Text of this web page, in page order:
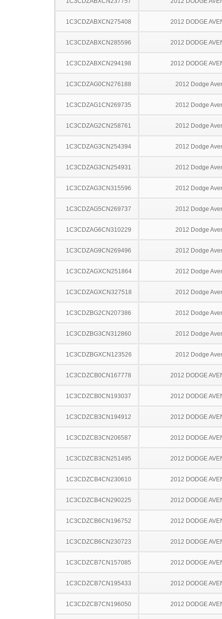
1C3CDZABXCN275408 2012 DODGE
1C3CDZABXCN285596 2012 DODGE
1C3CDZABXCN294198 2012 DODGE
1C3CDZAG0CN276188 2012 Dodge
1C3CDZAG1CN269735 2012 Dodge
1C3CDZAG2CN258761 2012 Dodge
1C3CDZAG3CN254394 2012 Dodge
1C3CDZAG3CN254931 2012 Dodge
1C3CDZAG3CN315596 2012 Dodge
1C3CDZAG5CN269737 2012 Dodge
1C3CDZAG6CN310229 2012 Dodge
1C3CDZAG9CN269496 2012 Dodge
1C3CDZAGXCN251864 2012 Dodge
1C3CDZAGXCN327518 2012 Dodge
1C3CDZBG2CN207386 2012 Dodge
1C3CDZBG3CN312860 2012 Dodge
1C3CDZBGXCN123526 2012 Dodge
1C3CDZCB0CN167778 2012 DODGE
1C3CDZCB0CN193037 2012 DODGE
1C3CDZCB3CN194912 2012 DODGE
1C3CDZCB3CN206587 2012 DODGE
1C3CDZCB3CN251495 2012 DODGE
1C3CDZCB4CN230610 2012 DODGE
1C3CDZCB4CN290225 2012 DODGE
1C3CDZCB6CN196752 2012 DODGE
1C3CDZCB6CN230723 2012 DODGE
1C3CDZCB7CN157085 2012 DODGE
1C3CDZCB7CN195433 2012 DODGE
1C3CDZCB7CN196050 2012 DODGE